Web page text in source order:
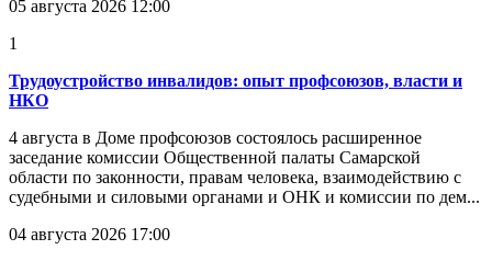
05 августа 2026 12:00
1
Трудоустройство инвалидов: опыт профсоюзов, власти и
НКО
4 августа в Доме профсоюзов состоялось расширенное
заседание комиссии Общественной палаты Самарской
области по законности, правам человека, взаимодействию с
судебными и силовыми органами и ОНК и комиссии по дем...
04 августа 2026 17:00